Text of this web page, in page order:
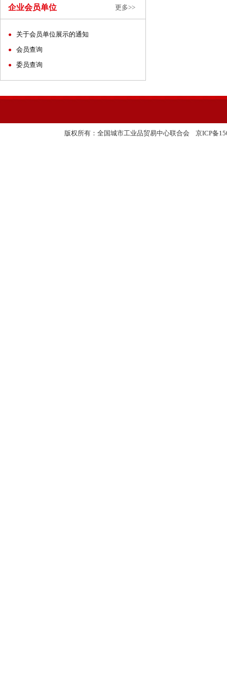
企业会员单位 更多>>
● 关于会员单位展示的通知
● 会员查询
● 委员查询
版权所有：全国城市工业品贸易中心联合会 京ICP备